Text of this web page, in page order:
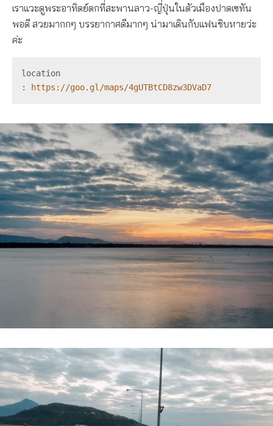
เราแวะดูพระอาทิตย์ตกที่สะพานลาว-ญี่ปุ่นในตัวเมืองปาดเซทัน
พอดี สวยมากกๆ บรรยากาศดีมากๆ น่ามาเดินกับแฟนชิบหายว่ะ
ค่ะ
location
:
https://goo.gl/maps/4gUTBtCD8zw3DVaD7